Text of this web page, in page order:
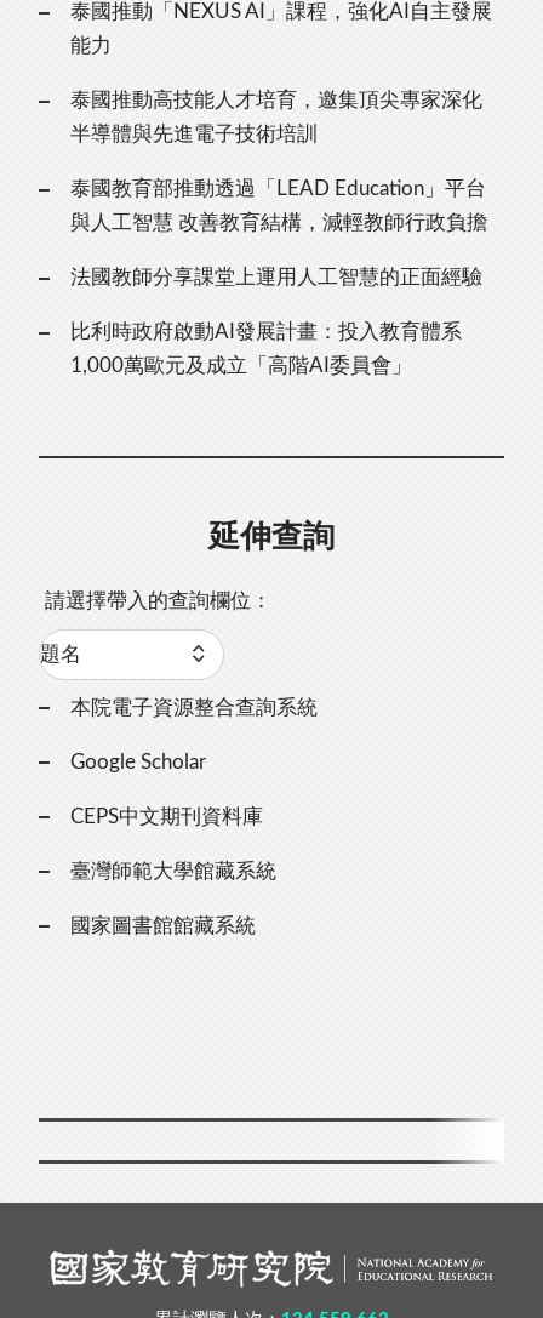
泰國推動「NEXUS AI」課程，強化AI自主發展
能力
泰國推動高技能人才培育，邀集頂尖專家深化
半導體與先進電子技術培訓
泰國教育部推動透過「LEAD Education」平台
與人工智慧 改善教育結構，減輕教師行政負擔
法國教師分享課堂上運用人工智慧的正面經驗
比利時政府啟動AI發展計畫：投入教育體系
1,000萬歐元及成立「高階AI委員會」
延伸查詢
請選擇帶入的查詢欄位：
本院電子資源整合查詢系統
Google Scholar
CEPS中文期刊資料庫
臺灣師範大學館藏系統
國家圖書館館藏系統